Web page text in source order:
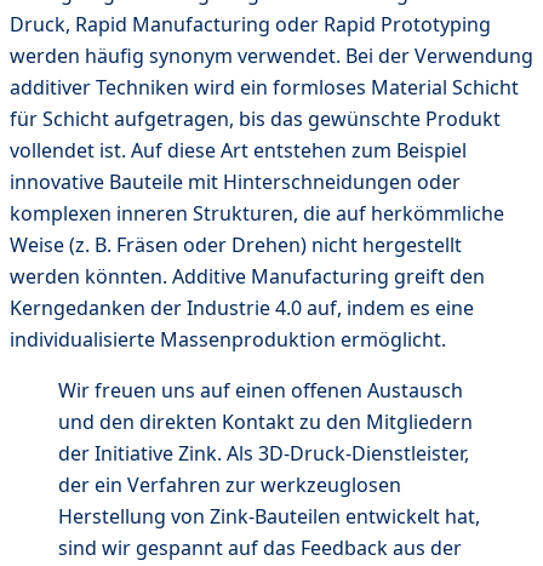
Druck, Rapid Manufacturing oder Rapid Prototyping
werden häufig synonym verwendet. Bei der Verwendung
additiver Techniken wird ein formloses Material Schicht
für Schicht aufgetragen, bis das gewünschte Produkt
vollendet ist. Auf diese Art entstehen zum Beispiel
innovative Bauteile mit Hinterschneidungen oder
komplexen inneren Strukturen, die auf herkömmliche
Weise (z. B. Fräsen oder Drehen) nicht hergestellt
werden könnten. Additive Manufacturing greift den
Kerngedanken der Industrie 4.0 auf, indem es eine
individualisierte Massenproduktion ermöglicht.
Wir freuen uns auf einen offenen Austausch
und den direkten Kontakt zu den Mitgliedern
der Initiative Zink. Als 3D-Druck-Dienstleister,
der ein Verfahren zur werkzeuglosen
Herstellung von Zink-Bauteilen entwickelt hat,
sind wir gespannt auf das Feedback aus der